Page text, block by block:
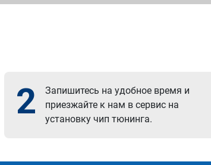
2
Запишитесь на удобное время и
приезжайте к нам в сервис на
установку чип тюнинга.